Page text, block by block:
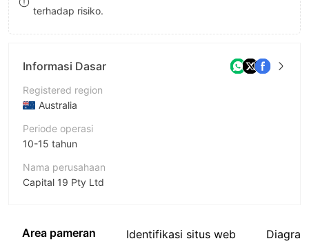
terhadap risiko.
Informasi Dasar
Registered region
Australia
Periode operasi
10-15 tahun
Nama perusahaan
Capital 19 Pty Ltd
Area pameran Identifikasi situs web